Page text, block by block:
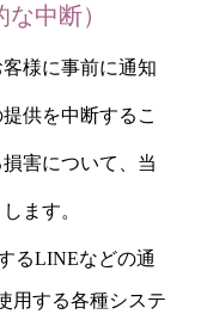
中断）
様に事前に通知
供を中断するこ
害について、当
ます。
るLINEなどの通
用する各種システ